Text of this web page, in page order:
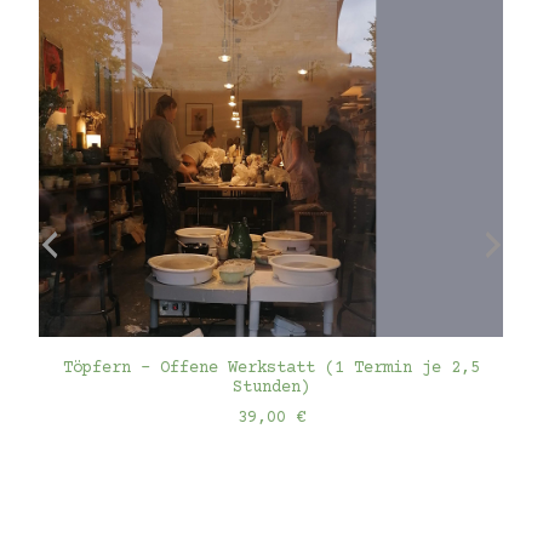
IN DEN WARENKORB
Töpfern - Offene Werkstatt (1 Termin je 2,5
Stunden)
39,00 €